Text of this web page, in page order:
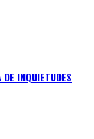
INQUIETUDES